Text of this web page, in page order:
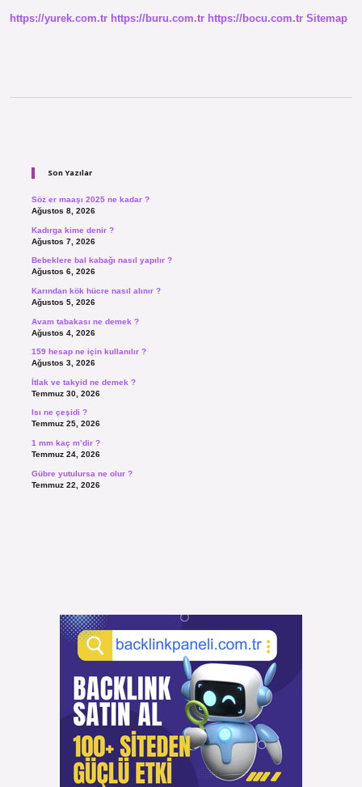
https://yurek.com.tr https://buru.com.tr https://bocu.com.tr Sitemap
Son Yazılar
Söz er maaşı 2025 ne kadar ?
Ağustos 8, 2026
Kadırga kime denir ?
Ağustos 7, 2026
Bebeklere bal kabağı nasıl yapılır ?
Ağustos 6, 2026
Karından kök hücre nasıl alınır ?
Ağustos 5, 2026
Avam tabakası ne demek ?
Ağustos 4, 2026
159 hesap ne için kullanılır ?
Ağustos 3, 2026
İtlak ve takyid ne demek ?
Temmuz 30, 2026
Isı ne çeşidi ?
Temmuz 25, 2026
1 mm kaç m’dir ?
Temmuz 24, 2026
Gübre yutulursa ne olur ?
Temmuz 22, 2026